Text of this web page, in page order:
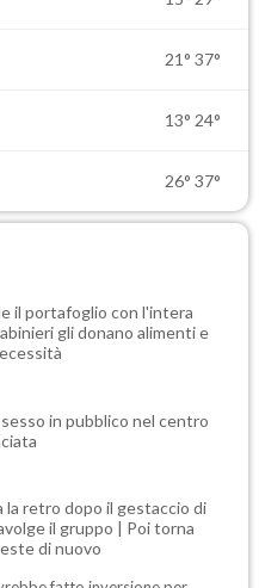
21° 37°
13° 24°
26° 37°
il portafoglio con l'intera
gli donano alimenti e
in pubblico nel centro
la retro dopo il gestaccio di
il gruppo | Poi torna
di nuovo